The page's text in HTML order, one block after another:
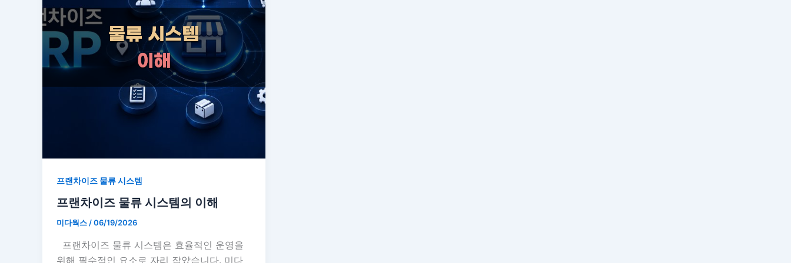
프랜차이즈 물류 시스템
프랜차이즈 물류 시스템의 이해
미다웍스/06/19/2026
프랜차이즈 물류 시스템은 효율적인 운영을
위해 필수적인 요소로 자리 잡았습니다. 미다